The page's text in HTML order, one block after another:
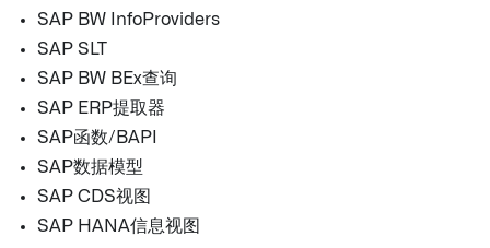
SAP BW InfoProviders
SAP SLT
SAP BW BEx查询
SAP ERP提取器
SAP函数/BAPI
SAP数据模型
SAP CDS视图
SAP HANA信息视图